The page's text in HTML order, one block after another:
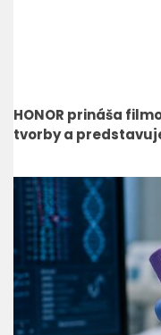
HONOR prináša
tvorby a